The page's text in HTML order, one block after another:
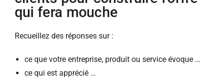
qui fera mouche
Recueillez des réponses sur :
ce que votre entreprise, produit ou service évoque …
ce qui est apprécié …